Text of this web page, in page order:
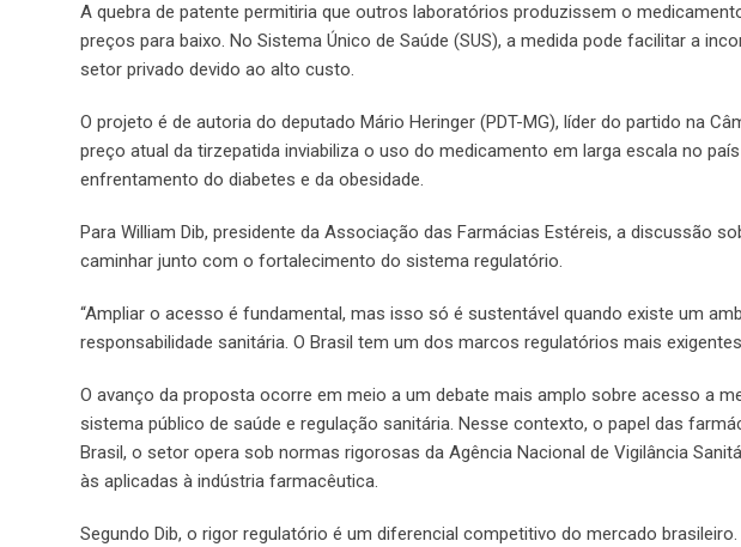
A quebra de patente permitiria que outros laboratórios produzissem o
preços para baixo. No Sistema Único de Saúde (SUS), a medida pode facilitar a
setor privado devido ao alto custo.
O projeto é de autoria do deputado Mário Heringer (PDT-MG), líder do partido na
preço atual da tirzepatida inviabiliza o uso do medicamento em larga escala no
enfrentamento do diabetes e da obesidade.
Para William Dib, presidente da Associação das Farmácias Estéreis, a discussão
caminhar junto com o fortalecimento do sistema regulatório.
“Ampliar o acesso é fundamental, mas isso só é sustentável quando existe um
responsabilidade sanitária. O Brasil tem um dos marcos regulatórios mais
O avanço da proposta ocorre em meio a um debate mais amplo sobre acesso a
sistema público de saúde e regulação sanitária. Nesse contexto, o papel das
Brasil, o setor opera sob normas rigorosas da Agência Nacional de Vigilância
às aplicadas à indústria farmacêutica.
Segundo Dib, o rigor regulatório é um diferencial competitivo do mercado